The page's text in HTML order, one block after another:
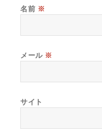
名前 ※
メール ※
サイト